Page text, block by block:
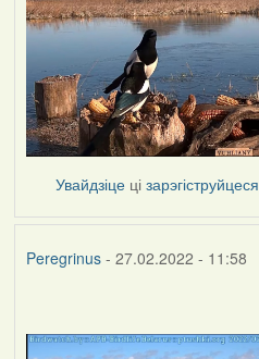
Увайдзіце цізарэгіструйцеся
Peregrinus- 27.02.2022 - 11:58